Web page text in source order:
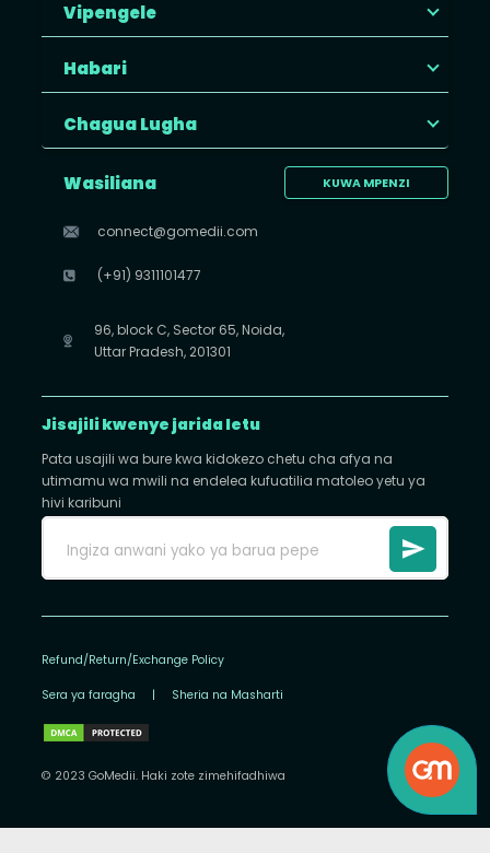
Vipengele
Habari
Chagua Lugha
KUWA MPENZI
Wasiliana
connect@gomedii.com
(+91) 9311101477
96, block C, Sector 65, Noida,
Uttar Pradesh, 201301
Jisajili kwenye jarida letu
Pata usajili wa bure kwa kidokezo chetu cha afya na
utimamu wa mwili na endelea kufuatilia matoleo yetu ya
hivi karibuni
Refund/Return/Exchange Policy
Sera ya faragha | Sheria na Masharti
© 2023 GoMedii. Haki zote zimehifadhiwa